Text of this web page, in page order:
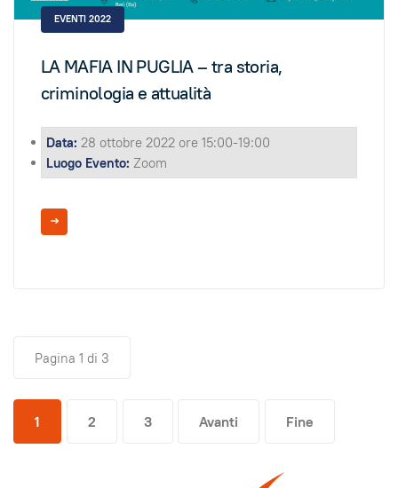
EVENTI 2022
LA MAFIA IN PUGLIA – tra storia,
criminologia e attualità
Data: 28 ottobre 2022 ore 15:00-19:00
Luogo Evento: Zoom
Pagina 1 di 3
1 2 3 Avanti Fine